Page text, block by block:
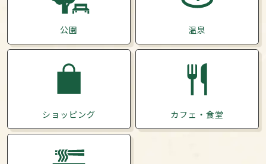
公園 温泉
ショッピング カフェ・食堂